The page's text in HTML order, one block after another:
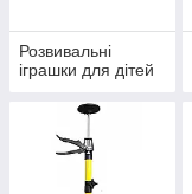
Розвивальні
іграшки для дітей